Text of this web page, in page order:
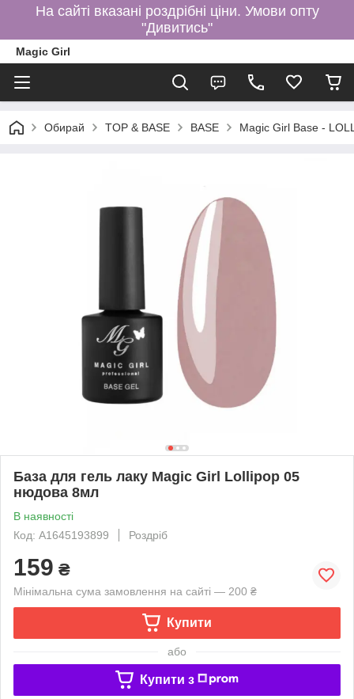
На сайті вказані роздрібні ціни. Умови опту
"Дивитись"
Magic Girl
Обирай TOP & BASE BASE Magic Girl Base -
База для гель лаку Magic Girl Lollipop 05
нюдова 8мл
В наявності
Код: A1645193899
Роздріб
159 ₴
Мінімальна сума замовлення на сайті — 200 ₴
Купити
або
Купити з